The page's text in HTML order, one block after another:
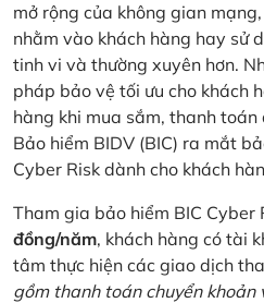
mở rộng của không gian
nhằm vào khách hàng hay sử
tinh vi và thường xuyên hơn.
pháp bảo vệ tối ưu cho khách
hàng khi mua sắm, thanh
Bảo hiểm BIDV (BIC) ra mắt
Cyber Risk dành cho khách
Tham gia bảo hiểm BIC Cyber
đồng/năm, khách hàng có tài
tâm thực hiện các giao dịch
gồm thanh toán chuyển